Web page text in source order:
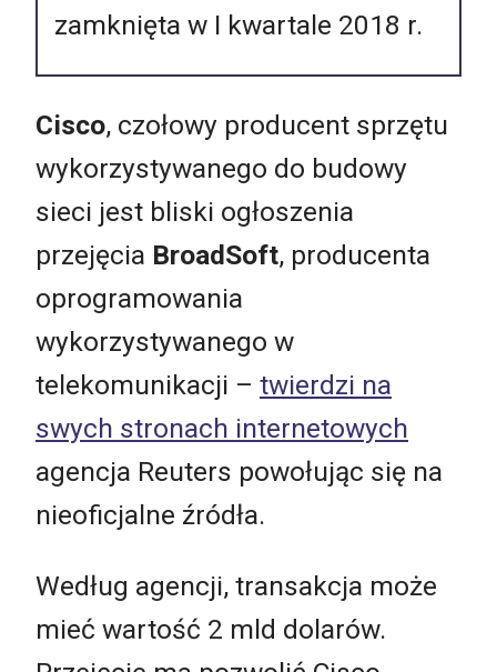
zamknięta w I kwartale 2018 r.
Cisco, czołowy producent sprzętu
wykorzystywanego do budowy
sieci jest bliski ogłoszenia
przejęcia BroadSoft, producenta
oprogramowania
wykorzystywanego w
telekomunikacji – twierdzi na
swych stronach internetowych
agencja Reuters powołując się na
nieoficjalne źródła.
Według agencji, transakcja może
mieć wartość 2 mld dolarów.